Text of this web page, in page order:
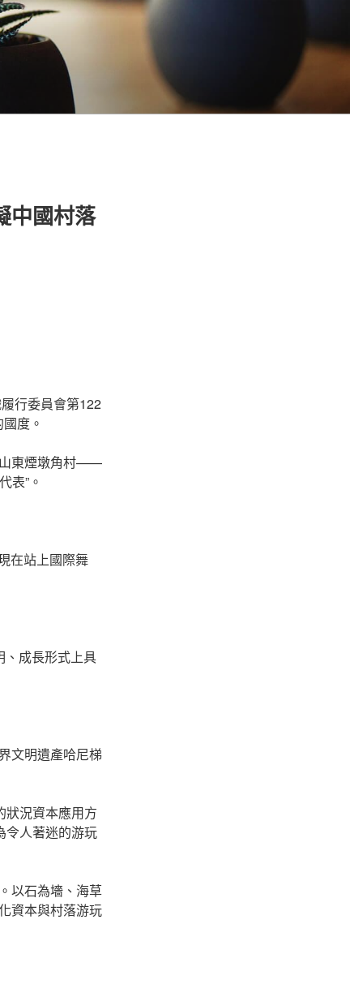
中國村落
行委員會第122
度。
山東煙墩角村——
表”。
在站上國際舞
、成長形式上具
界文明遺產哈尼梯
狀況資本應用方
令人著迷的游玩
以石為墻、海草
資本與村落游玩